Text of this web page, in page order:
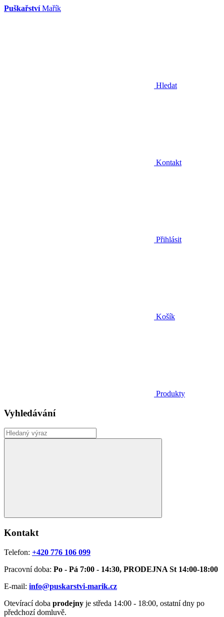
Puškařství Mařík
Hledat
Kontakt
Přihlásit
Košík
Produkty
Vyhledávání
Kontakt
Telefon: +420 776 106 099
Pracovní doba: Po - Pá 7:00 - 14:30, PRODEJNA St 14:00-18:00
E-mail: info@puskarstvi-marik.cz
Otevírací doba prodejny je středa 14:00 - 18:00, ostatní dny po
předchozí domluvě.